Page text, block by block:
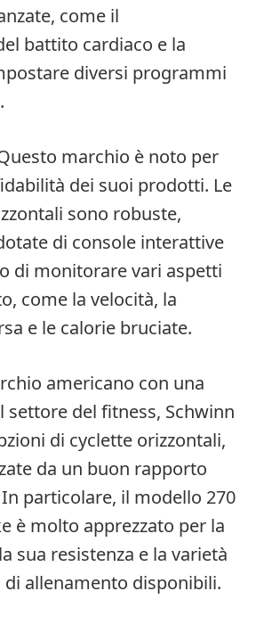
come il
battito cardiaco e la
diversi programmi
marchio è noto per
dei suoi prodotti. Le
sono robuste,
di console interattive
di monitorare vari aspetti
come la velocità, la
e le calorie bruciate.
americano con una
settore del fitness, Schwinn
di cyclette orizzontali,
da un buon rapporto
particolare, il modello 270
è molto apprezzato per la
sua resistenza e la varietà
allenamento disponibili.